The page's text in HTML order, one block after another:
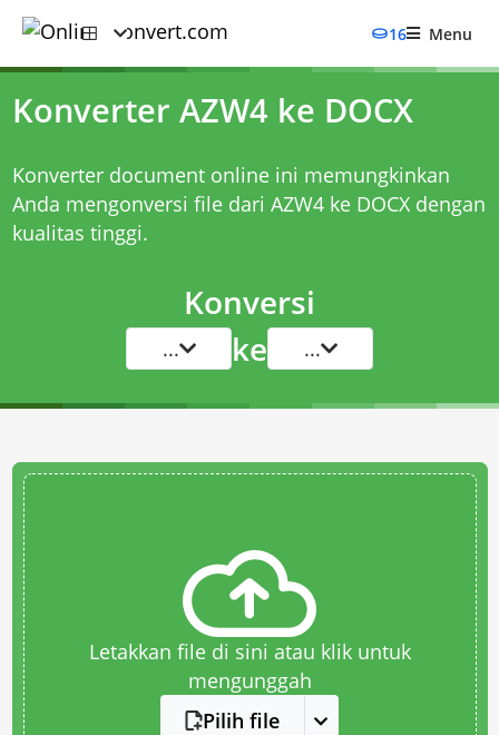
16 Menu
Konverter AZW4 ke DOCX
Konverter document online ini memungkinkan
Anda mengonversi file dari AZW4 ke DOCX dengan
kualitas tinggi.
Konversi
... ke ...
Letakkan file di sini atau klik untuk
mengunggah
Pilih file